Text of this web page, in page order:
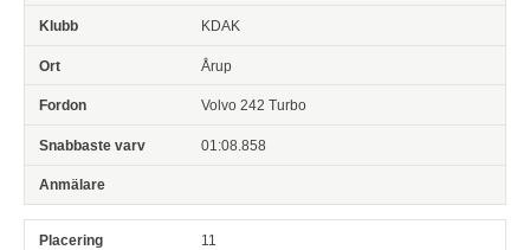
KDAK
Årup
Volvo 242 Turbo
01:08.858
11